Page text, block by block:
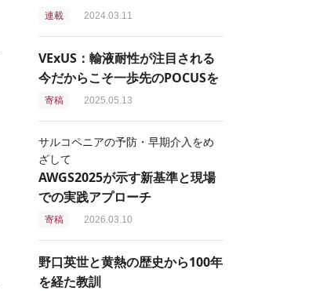
連載 2024.03.11
VExUS：輸液耐性が注目される
今だからこそ一歩先のPOCUSを
寄稿 2025.05.13
サルコペニアの予防・早期介入をめ
ざして
AWGS2025が示す新基準と現場
での実践アプローチ
寄稿 2026.03.10
野口英世と黄熱の歴史から100年
を経た教訓